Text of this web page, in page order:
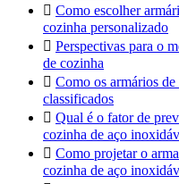
 Como escolher
cozinha personalizado
 Perspectivas para o
de cozinha
 Como os armários
classificados
 Qual é o fator de
cozinha de aço
 Como projetar o
cozinha de aço